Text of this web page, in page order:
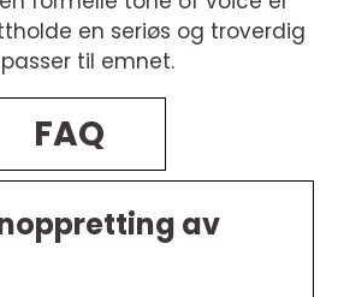
en seriøs og troverdig
til emnet.
FAQ
av